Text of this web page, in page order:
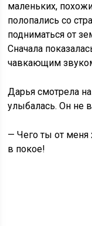
маленьких,
полопались со
подниматься от
Сначала
чавкающим
Дарья смотрела
улыбалась. Он не
— Чего ты от меня
в покое!